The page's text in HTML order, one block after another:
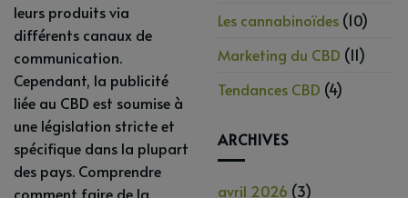
leurs produits via
différents canaux de
communication.
Cependant, la publicité
liée au CBD est soumise à
une législation stricte et
spécifique dans la plupart
des pays. Comprendre
comment faire de la
Les cannabinoïdes (10)
Marketing du CBD (11)
Tendances CBD (4)
ARCHIVES
avril 2026 (3)